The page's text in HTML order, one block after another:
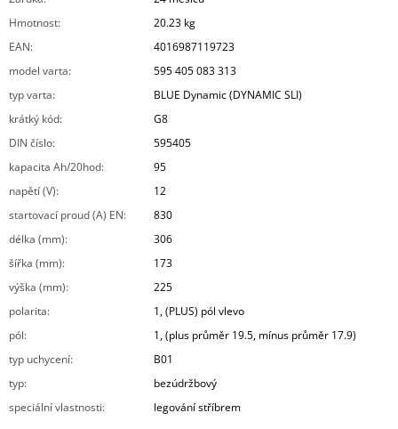
Hmotnost:
20.23 kg
EAN:
4016987119723
model varta:
595 405 083 313
typ varta:
BLUE Dynamic (DYNAMIC SLI)
krátký kód:
G8
DIN číslo:
595405
kapacita Ah/20hod:
95
napětí (V):
12
startovací proud (A) EN:
830
délka (mm):
306
šířka (mm):
173
výška (mm):
225
polarita:
1, (PLUS) pól vlevo
pól:
1, (plus průměr 19.5, mínus průměr 17.9)
typ uchycení:
B01
typ:
bezúdržbový
speciální vlastnosti: legování stříbrem